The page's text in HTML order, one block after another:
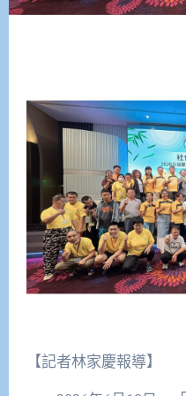
【記者林家慶報導】